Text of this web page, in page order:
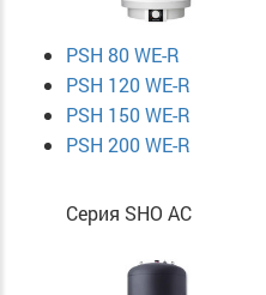
PSH 80 WE-R
PSH 120 WE-R
PSH 150 WE-R
PSH 200 WE-R
Серия SHO AC